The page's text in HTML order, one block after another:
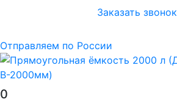
Заказать звонок
Отправляем по России
0